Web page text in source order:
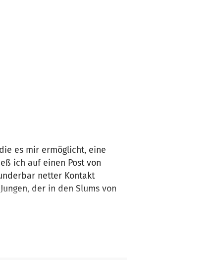
es mir ermöglicht, eine
ich auf einen Post von
netter Kontakt
der in den Slums von
mich mit Freude, denn
Mädchen kam hinzu.